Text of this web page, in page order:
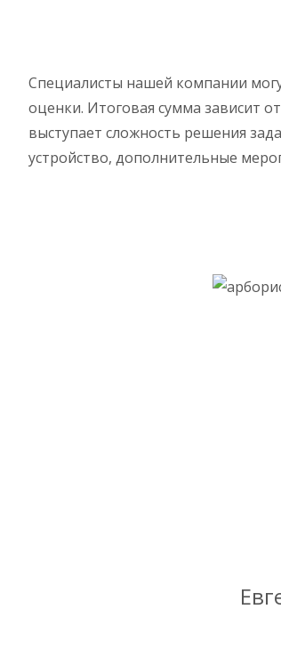
Специалисты нашей компании
оценки. Итоговая сумма зависит
выступает сложность решения
устройство, дополнительные